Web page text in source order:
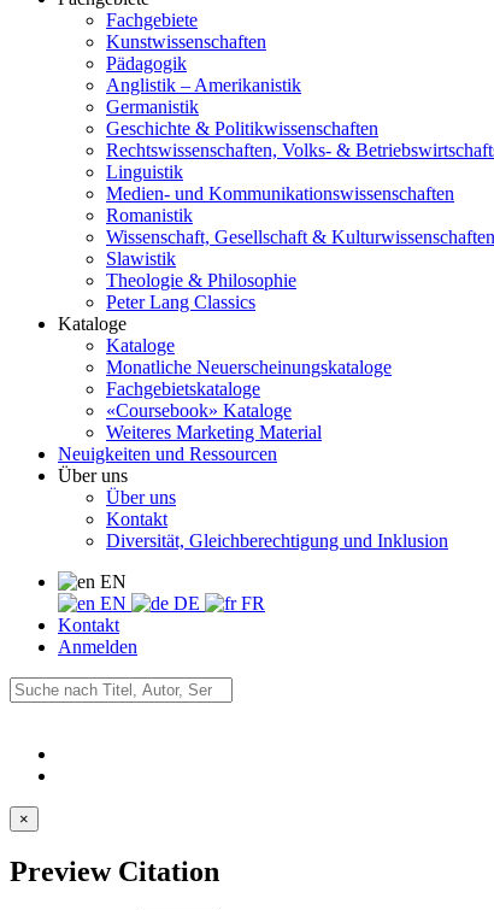
Fachgebiete
Kunstwissenschaften
Pädagogik
Anglistik – Amerikanistik
Germanistik
Geschichte & Politikwissenschaften
Rechtswissenschaften, Volks- &
Linguistik
Medien- und Kommunikationswissenschaften
Romanistik
Wissenschaft, Gesellschaft & Kulturwissenschaften
Slawistik
Theologie & Philosophie
Peter Lang Classics
Kataloge
Kataloge
Monatliche Neuerscheinungskataloge
Fachgebietskataloge
«Coursebook» Kataloge
Weiteres Marketing Material
Neuigkeiten und Ressourcen
Über uns
Über uns
Kontakt
Diversität, Gleichberechtigung und Inklusion
EN
EN
DE
FR
Kontakt
Anmelden
×
Preview Citation